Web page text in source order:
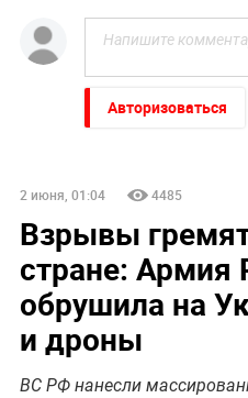
Авторизоваться
2 июня, 01:04 4485
Взрывы
стране: Армия
обрушила на
и дроны
ВС РФ нанесли